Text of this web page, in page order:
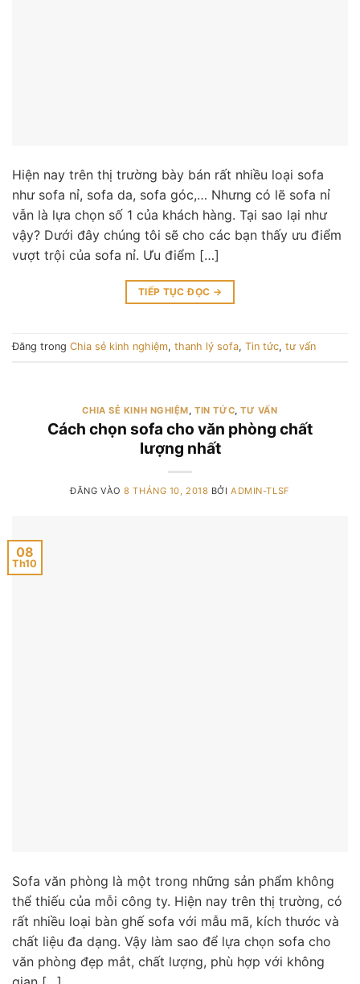
Hiện nay trên thị trường bày bán rất nhiều loại sofa
như sofa nỉ, sofa da, sofa góc,… Nhưng có lẽ sofa nỉ
vẫn là lựa chọn số 1 của khách hàng. Tại sao lại như
vậy? Dưới đây chúng tôi sẽ cho các bạn thấy ưu điểm
vượt trội của sofa nỉ. Ưu điểm […]
TIẾP TỤC ĐỌC →
Đăng trong Chia sẻ kinh nghiệm, thanh lý sofa, Tin tức, tư vấn
CHIA SẺ KINH NGHIỆM ,TIN TỨC ,TƯ VẤN
Cách chọn sofa cho văn phòng chất
lượng nhất
ĐĂNG VÀO8 THÁNG 10, 2018 BỞIADMIN-TLSF
08
Th10
Sofa văn phòng là một trong những sản phẩm không
thể thiếu của mỗi công ty. Hiện nay trên thị trường, có
rất nhiều loại bàn ghế sofa với mẫu mã, kích thước và
chất liệu đa dạng. Vậy làm sao để lựa chọn sofa cho
văn phòng đẹp mắt, chất lượng, phù hợp với không